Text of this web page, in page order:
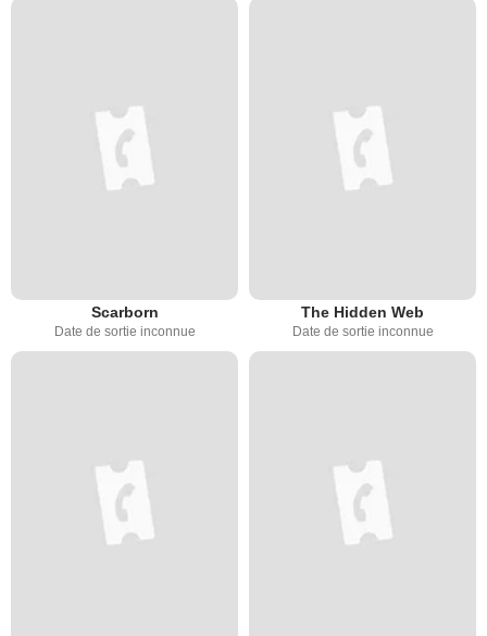
Scarborn
Date de sortie inconnue
The Hidden Web
Date de sortie inconnue